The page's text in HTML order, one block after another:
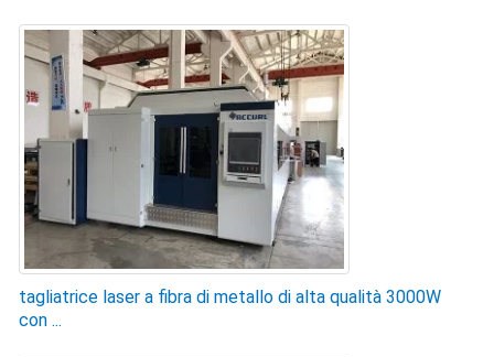
tagliatrice laser a fibra di metallo di alta qualità 3000W
con ...